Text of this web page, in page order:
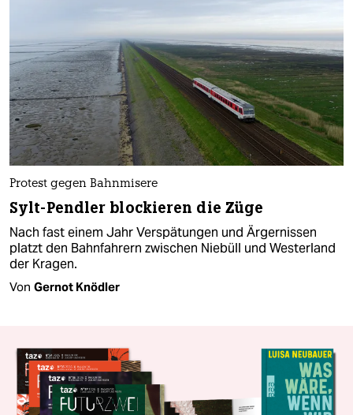
Protest gegen Bahnmisere
Sylt-Pendler blockieren die Züge
Nach fast einem Jahr Verspätungen und Ärgernissen
platzt den Bahnfahrern zwischen Niebüll und Westerland
der Kragen.
Von Gernot Knödler